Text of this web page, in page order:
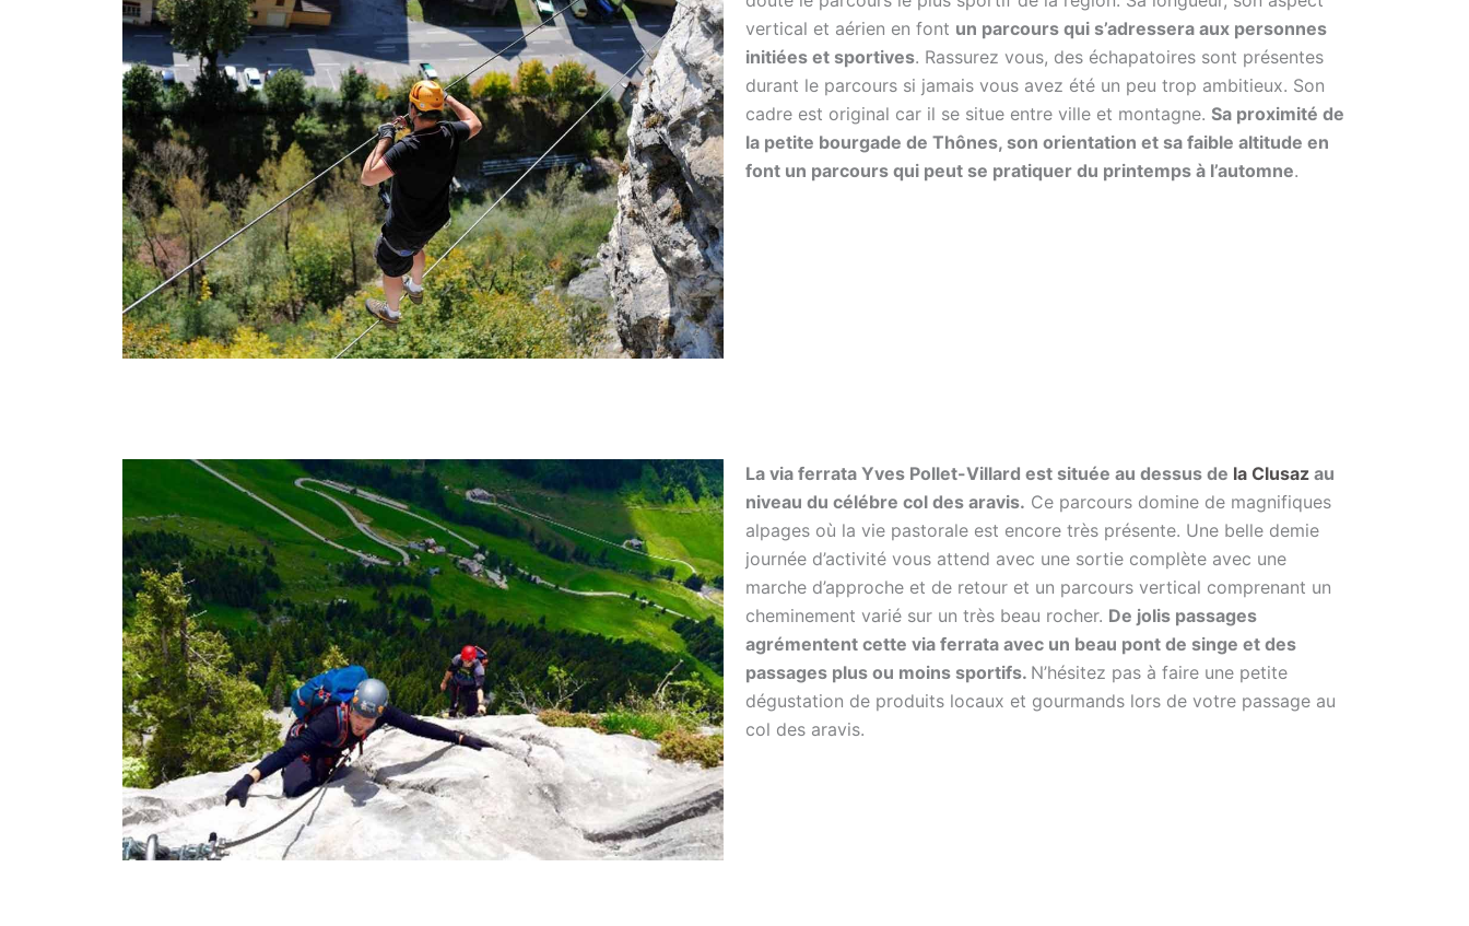
vertical et aérien en font un parcours qui s’adressera aux personnes
initiées et sportives. Rassurez vous, des échapatoires sont présentes
durant le parcours si jamais vous avez été un peu trop ambitieux. Son
cadre est original car il se situe entre ville et montagne. Sa proximité de
la petite bourgade de Thônes, son orientation et sa faible altitude en
font un parcours qui peut se pratiquer du printemps à l’automne.
La via ferrata Yves Pollet-Villard est située au dessus de la Clusaz au
niveau du célébre col des aravis. Ce parcours domine de magnifiques
alpages où la vie pastorale est encore très présente. Une belle demie
journée d’activité vous attend avec une sortie complète avec une
marche d’approche et de retour et un parcours vertical comprenant un
cheminement varié sur un très beau rocher. De jolis passages
agrémentent cette via ferrata avec un beau pont de singe et des
passages plus ou moins sportifs. N’hésitez pas à faire une petite
dégustation de produits locaux et gourmands lors de votre passage au
col des aravis.